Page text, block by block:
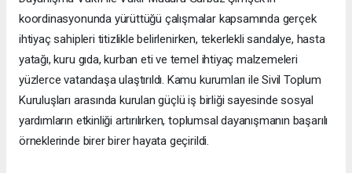
koordinasyonunda yürüttüğü çalışmalar kapsamında gerçek
ihtiyaç sahipleri titizlikle belirlenirken, tekerlekli sandalye, hasta
yatağı, kuru gıda, kurban eti ve temel ihtiyaç malzemeleri
yüzlerce vatandaşa ulaştırıldı. Kamu kurumları ile Sivil Toplum
Kuruluşları arasında kurulan güçlü iş birliği sayesinde sosyal
yardımların etkinliği artırılırken, toplumsal dayanışmanın başarılı
örneklerinde birer birer hayata geçirildi.